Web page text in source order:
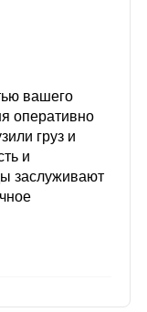
вашего
оперативно
груз и
и
заслуживают